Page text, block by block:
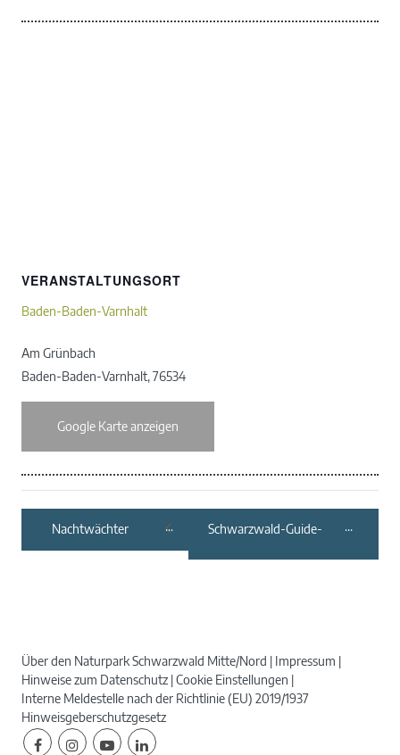
VERANSTALTUNGSORT
Baden-Baden-Varnhalt
Am Grünbach
Baden-Baden-Varnhalt,76534
Google Karte anzeigen
Nachtwächter
Schwarzwald-Guide-
Schneeschuhwanderung
Über den Naturpark Schwarzwald Mitte/Nord
Impressum
Hinweise zum Datenschutz Cookie Einstellungen
Interne Meldestelle nach der Richtlinie (EU) 2019/1937
Hinweisgeberschutzgesetz